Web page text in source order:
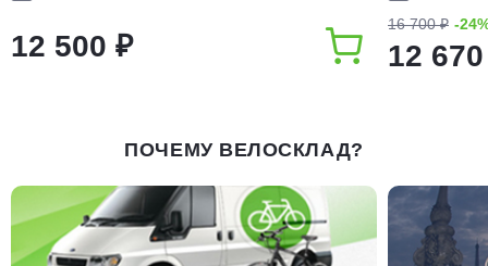
12 500 ₽
16 700 ₽ -
12
ПОЧЕМУ ВЕЛОСКЛАД?